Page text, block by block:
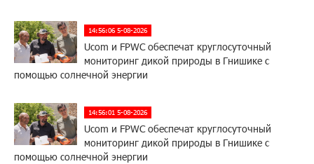
14:56:06 5-08-2026
Ucom и FPWC обеспечат круглосуточный
мониторинг дикой природы в Гнишике с
помощью солнечной энергии
14:56:01 5-08-2026
Ucom и FPWC обеспечат круглосуточный
мониторинг дикой природы в Гнишике с
помощью солнечной энергии